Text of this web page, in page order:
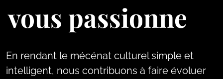
vous passionne
En rendant le mécénat culturel simple et
intelligent, nous contribuons à faire évoluer